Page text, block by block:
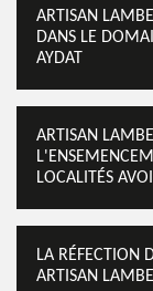
ARTISAN
DANS LE
AYDAT
ARTISAN
LOCALITÉS
LA RÉFECTION
ARTISAN